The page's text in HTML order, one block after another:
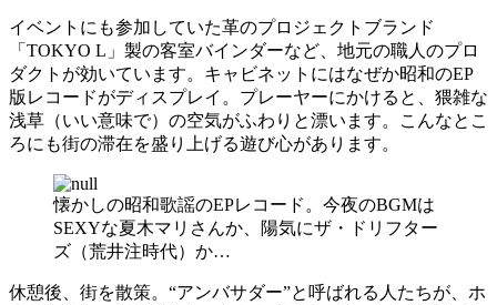
イベントにも参加していた革のプロジェクトブランド
「TOKYO L」製の客室バインダーなど、地元の職人のプロ
ダクトが効いています。キャビネットにはなぜか昭和のEP
版レコードがディスプレイ。プレーヤーにかけると、猥雑な
浅草（いい意味で）の空気がふわりと漂います。こんなとこ
ろにも街の滞在を盛り上げる遊び心があります。
懐かしの昭和歌謡のEPレコード。今夜のBGMは
SEXYな夏木マリさんか、陽気にザ・ドリフター
ズ（荒井注時代）か…
休憩後、街を散策。“アンバサダー”と呼ばれる人たちが、ホ